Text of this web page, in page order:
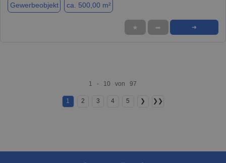
Gewerbeobjekt ca. 500,00 m²
★ ➦ ➜
1 - 10 von 97
1 2 3 4 5 ❯ ❯❯